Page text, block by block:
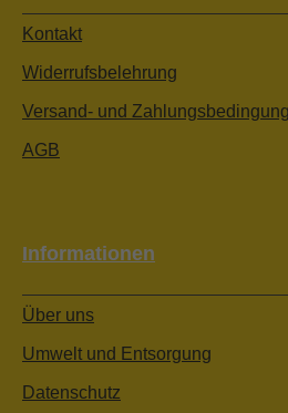
Kontakt
Widerrufsbelehrung
Versand- und
AGB
Informationen
Über uns
Umwelt und Entsorgung
Datenschutz